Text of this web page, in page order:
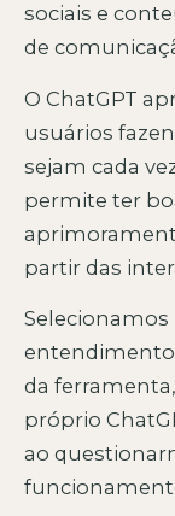
sociais e
de
O ChatGPT
usuários
sejam cada
permite ter
partir das
da
próprio
ao